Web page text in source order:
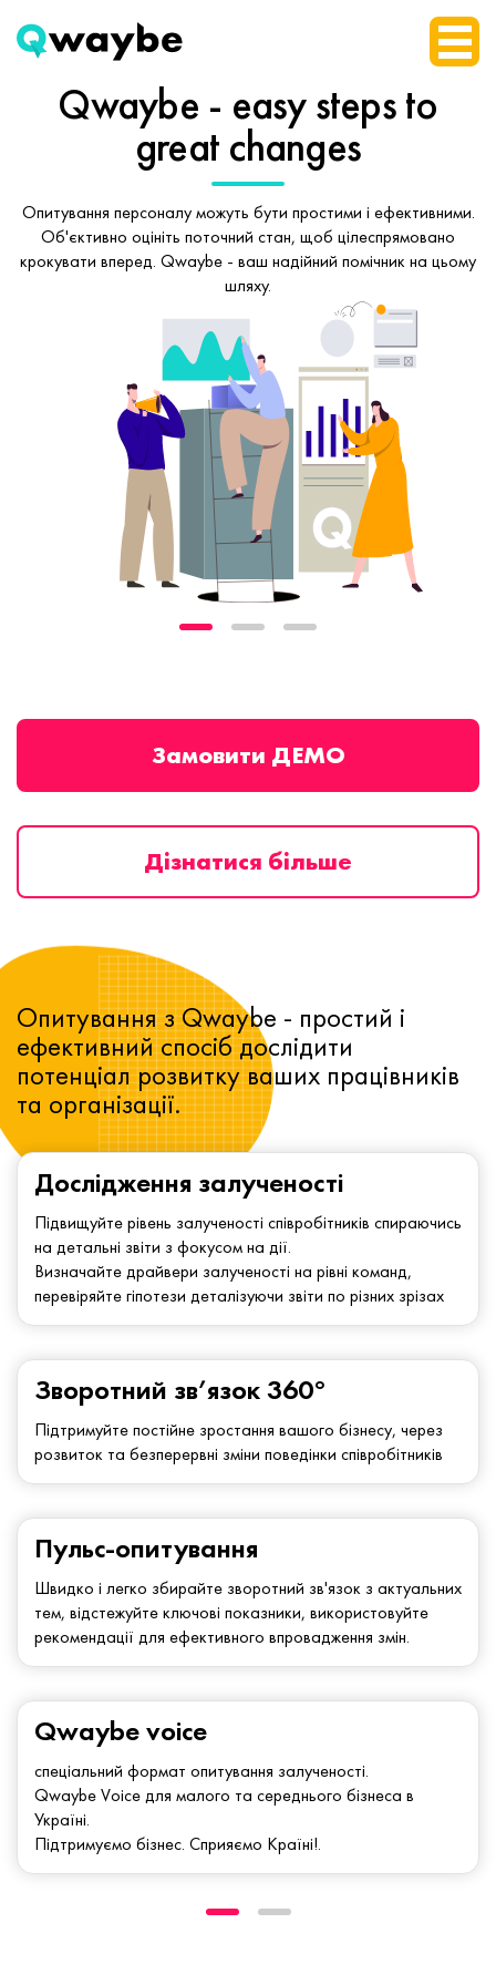
Qwaybe - easy stepsto
great changes
Опитування персоналу можуть бути простими і ефективними.
Об'єктивно оцініть поточний стан, щоб цілеспрямовано
крокувати вперед. Qwaybe - ваш надійний помічник на цьому
шляху.
Замовити ДЕМО
Дізнатися більше
Дослідження залученості
Підвищуйте рівень залученості співробітників спираючись
на детальні звіти з фокусом на дії.
Визначайте драйвери залученості на рівні команд,
перевіряйте гіпотези деталізуючи звіти по різних зрізах
Зворотний зв’язок 360°
Підтримуйте постійне зростання вашого бізнесу, через
розвиток та безперервні зміни поведінки співробітників
Опитування з Qwaybe - простий і
ефективний спосіб дослідити
потенціал розвитку ваших працівників
та організації.
Qwaybe voice
спеціальний формат опитування залученості.
Qwaybe Voice для малого та середнього бізнеса в
Україні.
Підтримуємо бізнес. Сприяємо Країні!.
Пульс-опитування
Швидко і легко збирайте зворотний зв'язок з актуальних
тем, відстежуйте ключові показники, використовуйте
рекомендації для ефективного впровадження змін.